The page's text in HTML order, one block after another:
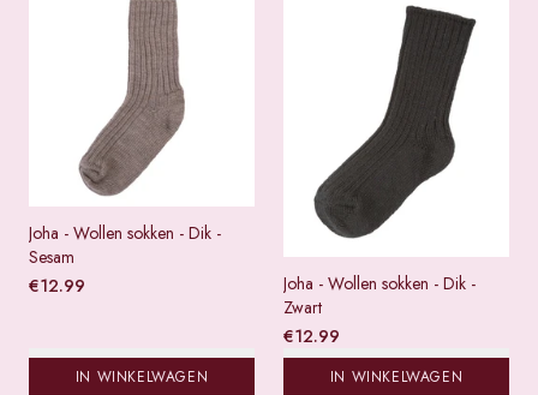
Joha - Wollen sokken - Dik -
Sesam
€12.99
IN WINKELWAGEN
Joha - Wollen sokken - Dik -
Zwart
€12.99
IN WINKELWAGEN